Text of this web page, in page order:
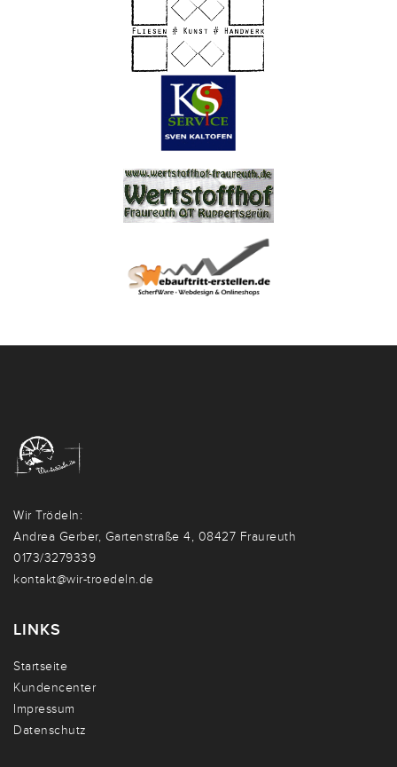
Wir Trödeln:
Andrea Gerber, Gartenstraße 4, 08427 Fraureuth
0173/3279339
kontakt@wir-troedeln.de
LINKS
Startseite
Kundencenter
Impressum
Datenschutz